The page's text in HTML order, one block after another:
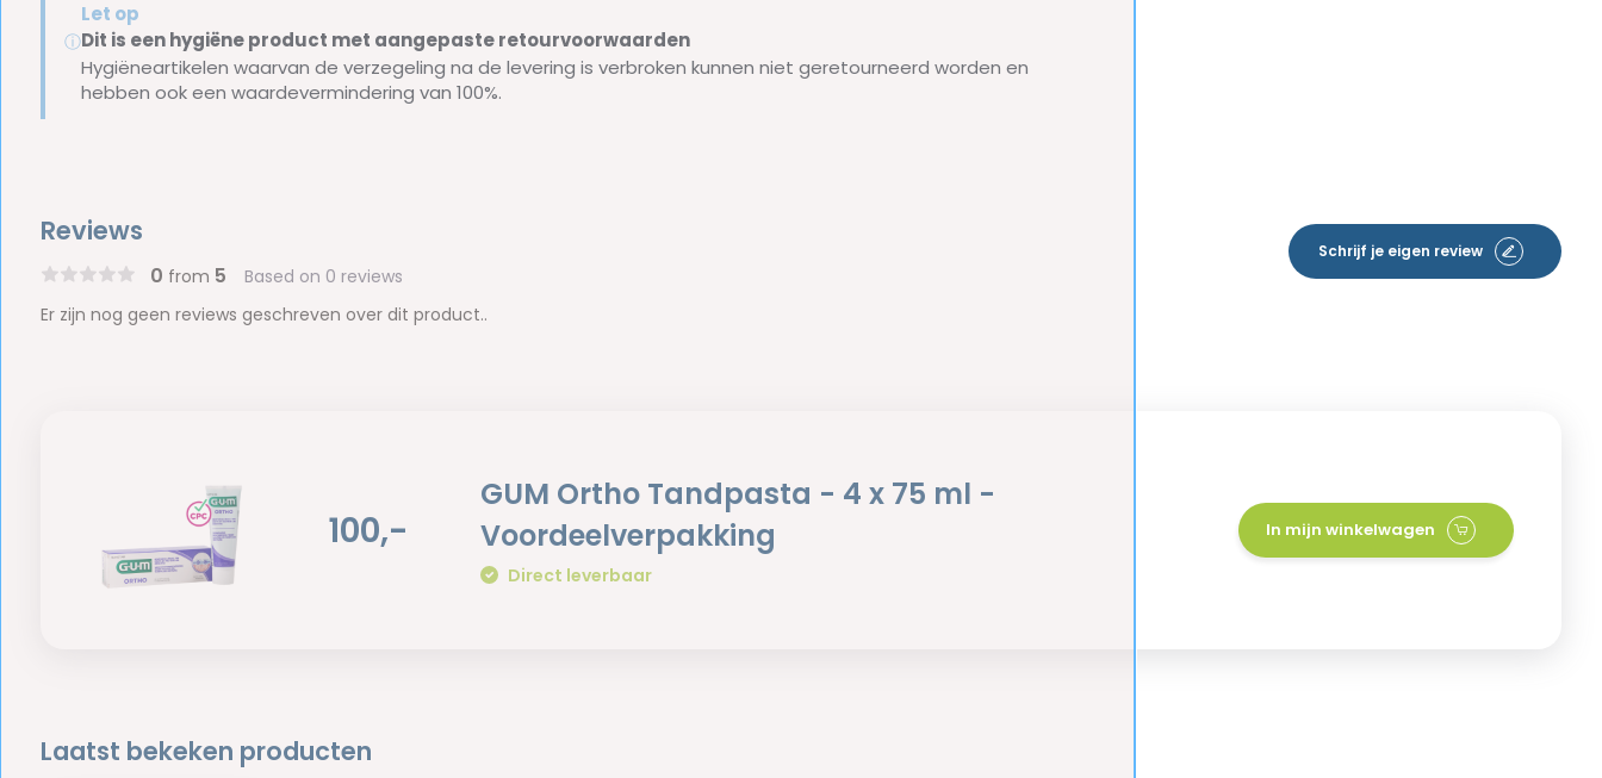
ⓘ
Let op
Dit is een hygiëne product met aangepaste retourvoorwaarden
Hygiëneartikelen waarvan de verzegeling na de levering is verbroken kunnen niet geretourneerd worden en
hebben ook een waardevermindering van 100%.
Reviews
0 from 5 Based on 0 reviews
Schrijf je eigen review
Er zijn nog geen reviews geschreven over dit product..
100,-
GUM Ortho Tandpasta - 4 x 75 ml -
Voordeelverpakking
Direct leverbaar
In mijn winkelwagen
Laatst bekeken producten